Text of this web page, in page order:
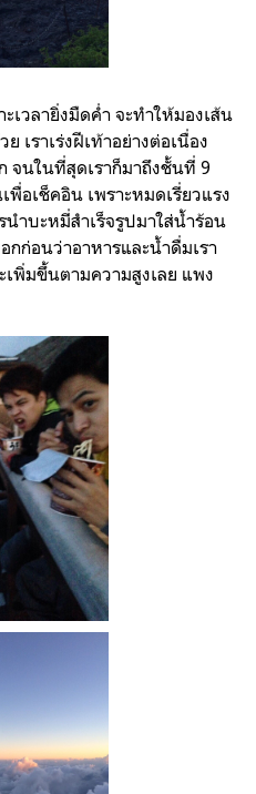
เวลายิ่งมืดค่ำ จะทำให้มองเส้น
เราเร่งฝีเท้าอย่างต่อเนื่อง
จนในที่สุดเราก็มาถึงชั้นที่ 9
พื่อเช็คอิน เพราะหมดเรี่ยวแรง
ำบะหมี่สำเร็จรูปมาใส่น้ำร้อน
ก่อนว่าอาหารและน้ำดื่มเรา
เพิ่มขึ้นตามความสูงเลย แพง